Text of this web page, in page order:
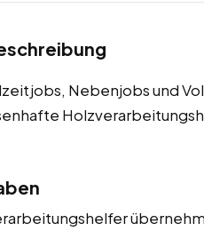
Nebenjobs und